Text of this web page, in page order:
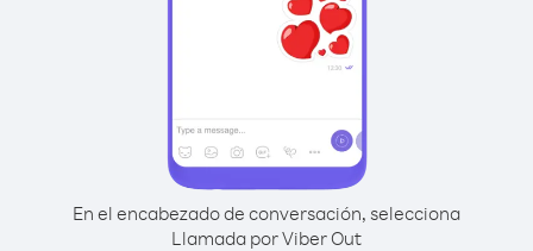
En el encabezado de conversación, selecciona
Llamada por Viber Out